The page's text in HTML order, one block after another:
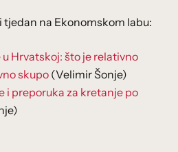
na Ekonomskom labu:
Hrvatskoj: što je relativno
skupo (Velimir Šonje)
i preporuka za kretanje po